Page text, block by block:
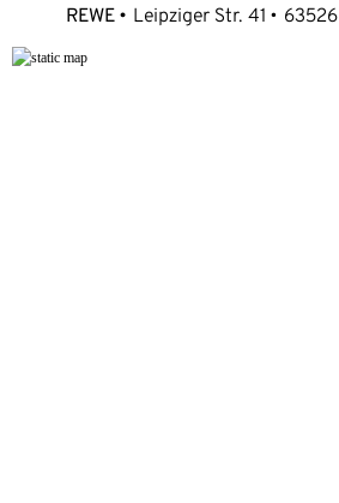
REWE Leipziger Str. 41 63526